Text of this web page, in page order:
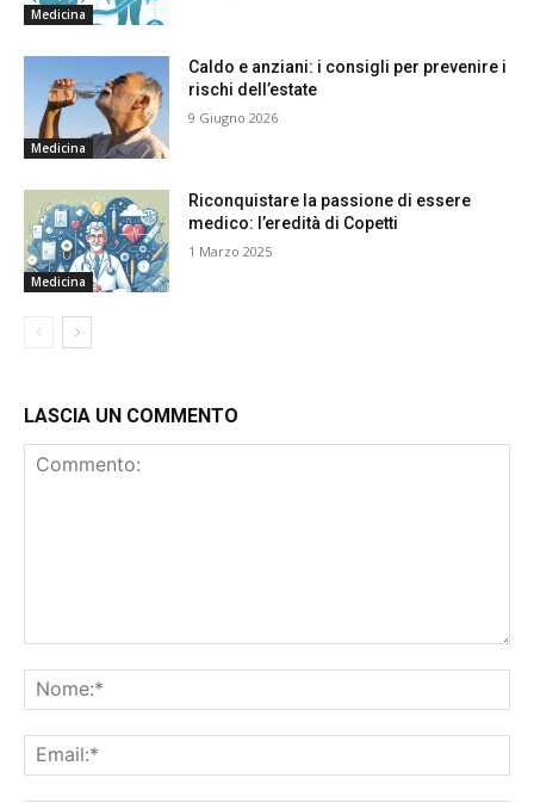
Medicina
Medicina
Caldo e anziani: i consigli per prevenire i
rischi dell’estate
9 Giugno 2026
Medicina
Riconquistare la passione di essere
medico: l’eredità di Copetti
1 Marzo 2025
LASCIA UN COMMENTO